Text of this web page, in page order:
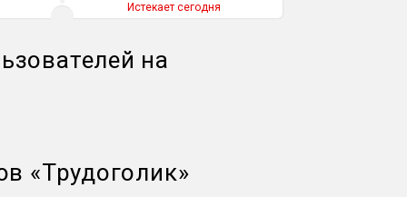
Истекает сегодня
на
«Трудоголик»